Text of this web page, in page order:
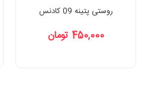
روستی پتینه 09 کادنس
450,000 تومان